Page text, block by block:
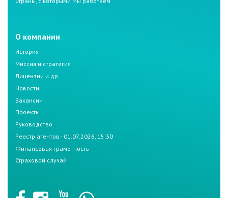
О компании
История
Миссия и стратегия
Лицензии и др.
Новости
Вакансии
Проекты
Руководство
Реестр агентов - 01.07.2026, 15:30
Финансовая грамотность
Страховой случай